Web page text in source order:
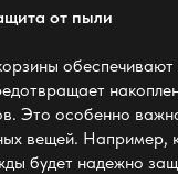
от пыли
Это особенно
вещей. Например,
будет надежно